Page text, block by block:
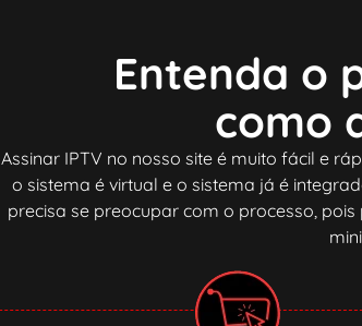
Entenda o
como
Assinar IPTV no nosso site é muito fácil e
o sistema é virtual e o sistema já é
precisa se preocupar com o processo,